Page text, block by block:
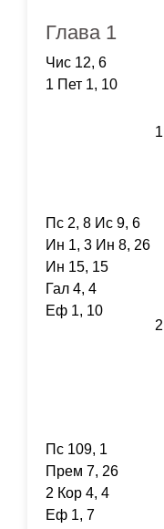
Глава 1
Чис 12, 6
1 Пет 1, 10
1
Пс 2, 8 Ис 9, 6
Ин 1, 3 Ин 8, 26
Ин 15, 15
Гал 4, 4
Еф 1, 10
2
Пс 109, 1
Прем 7, 26
2 Кор 4, 4
Еф 1, 7